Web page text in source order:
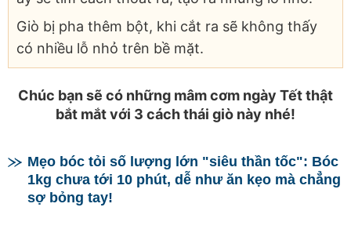
Giò bị pha thêm bột, khi cắt ra sẽ không thấy
có nhiều lỗ nhỏ trên bề mặt.
Chúc bạn sẽ có những mâm cơm ngày Tết thật
bắt mắt với 3 cách thái giò này nhé!
Mẹo bóc tỏi số lượng lớn "siêu thần tốc": Bóc
1kg chưa tới 10 phút, dễ như ăn kẹo mà chẳng
sợ bỏng tay!